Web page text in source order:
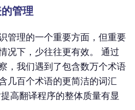
管理
管理的一个重要方面，但重要
况下，少往往更有效。 通过
，我们遇到了包含数万个术语
几百个术语的更简洁的词汇
高翻译程序的整体质量有显